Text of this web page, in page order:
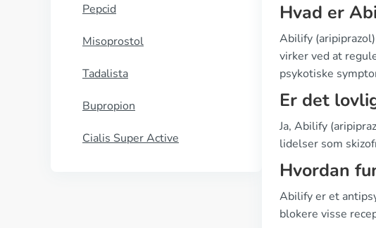
Pepcid
Misoprostol
Tadalista
Bupropion
Cialis Super Active
Hvad er
Abilify
virker ved at
psykotiske
Er det
Ja, Abilify
lidelser som
Hvordan
Abilify er et
blokere visse